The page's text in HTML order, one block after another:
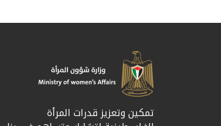
تمكين وتعزيز قدرات المرأة